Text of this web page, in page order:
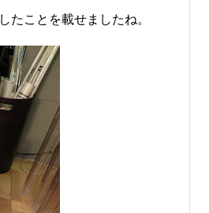
したことを載せましたね。